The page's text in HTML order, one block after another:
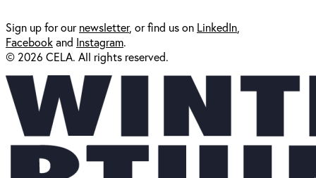
Sign up for ournewsletter, or find us on LinkedIn
Facebookand Instagram.
© 2026 CELA. All rights reserved.